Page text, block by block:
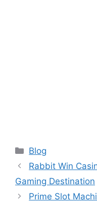
Categories
Blog
Rabbit Win
Gaming Destination
Prime Slot